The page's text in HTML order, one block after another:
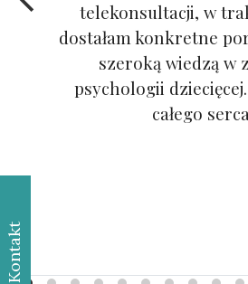
telekonsultacji, w
dostałam konkretne
szeroką wiedzą w
psychologii
całego
Kontakt